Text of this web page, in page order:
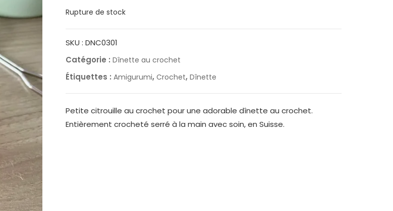
Rupture de stock
SKU : DNC0301
Catégorie : Dînette au crochet
Étiquettes : Amigurumi, Crochet, Dînette
Petite citrouille au crochet pour une adorable dînette au crochet.
Entièrement crocheté serré à la main avec soin, en Suisse.